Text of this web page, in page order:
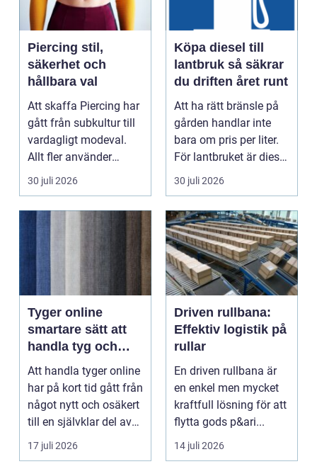
Piercing stil,
säkerhet och
hållbara val
Att skaffa Piercing har
gått från subkultur till
vardagligt modeval.
Allt fler använder
piercade smy...
30 juli 2026
Köpa diesel till
lantbruk så säkrar
du driften året runt
Att ha rätt bränsle på
gården handlar inte
bara om pris per liter.
För lantbruket är diesel
en förut...
30 juli 2026
Tyger online
smartare sätt att
handla tyg och
hemtextil
Att handla tyger online
har på kort tid gått från
något nytt och osäkert
till en självklar del av
må...
17 juli 2026
Driven rullbana:
Effektiv logistik på
rullar
En driven rullbana är
en enkel men mycket
kraftfull lösning för att
flytta gods p&ari...
14 juli 2026